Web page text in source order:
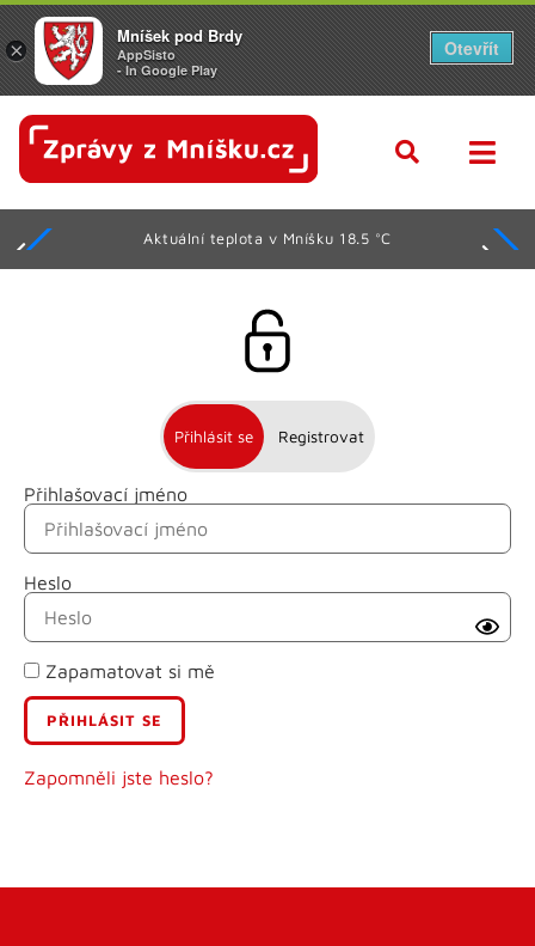
Aktuální teplota v Mníšku 18.5 °C
Přihlásit se Registrovat
Přihlašovací jméno
Heslo
Zapamatovat si mě
Zapomněli jste heslo?
Jméno
Příjmení
E-mail
Uživatelské jméno
×
Mníšek pod Brdy
AppSisto
- In Google Play
Otevřít